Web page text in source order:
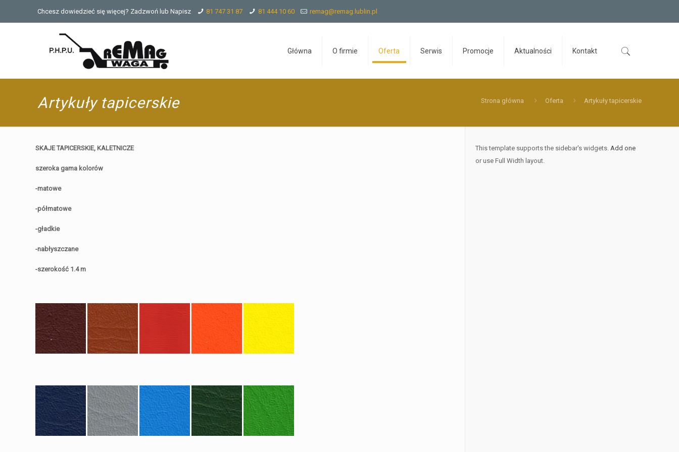
Chcesz dowiedzieć się więcej? Zadzwoń lub Napisz 81 747 31 87 81 444 10 60 remag@remag.lublin.pl
Główna O firmie Oferta Serwis Promocje Aktualności Kontakt
Artykuły tapicerskie Strona główna Oferta Artykuły tapicerskie
SKAJE TAPICERSKIE, KALETNICZE
szeroka gama kolorów
-matowe
-półmatowe
-gładkie
-nabłyszczane
-szerokość 1.4 m
This template supports the sidebar's widgets. Add one
or use Full Width layout.